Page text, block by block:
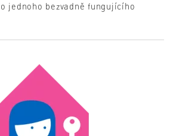
jednoho bezvadně fungujícího